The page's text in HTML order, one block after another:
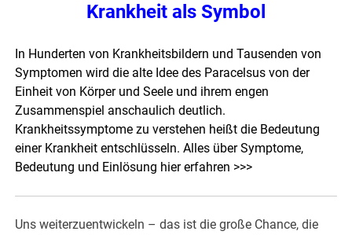
Krankheit als Symbol
In Hunderten von Krankheitsbildern und Tausenden von
Symptomen wird die alte Idee des Paracelsus von der
Einheit von Körper und Seele und ihrem engen
Zusammenspiel anschaulich deutlich.
Krankheitssymptome zu verstehen heißt die Bedeutung
einer Krankheit entschlüsseln. Alles über Symptome,
Bedeutung und Einlösung hier erfahren >>>
Uns weiterzuentwickeln – das ist die große Chance, die